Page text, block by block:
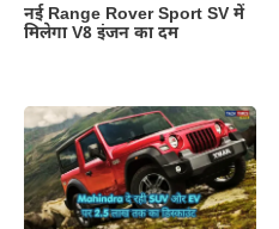
नई Range Rover Sport SV में
मिलेगा V8 इंजन का दम